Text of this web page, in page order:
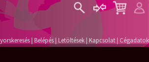
Regisztráció
| Belépés| Letöltések | Kapcsolat | Cégadatok